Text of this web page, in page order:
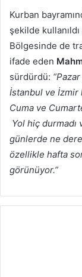
Kurban
şekilde
Bölgesinde de
ifade eden
sürdürdü:
İstanbul ve İzmir
Cuma ve
Yol hiç
günlerde ne
özellikle hafta
görünüyor.”